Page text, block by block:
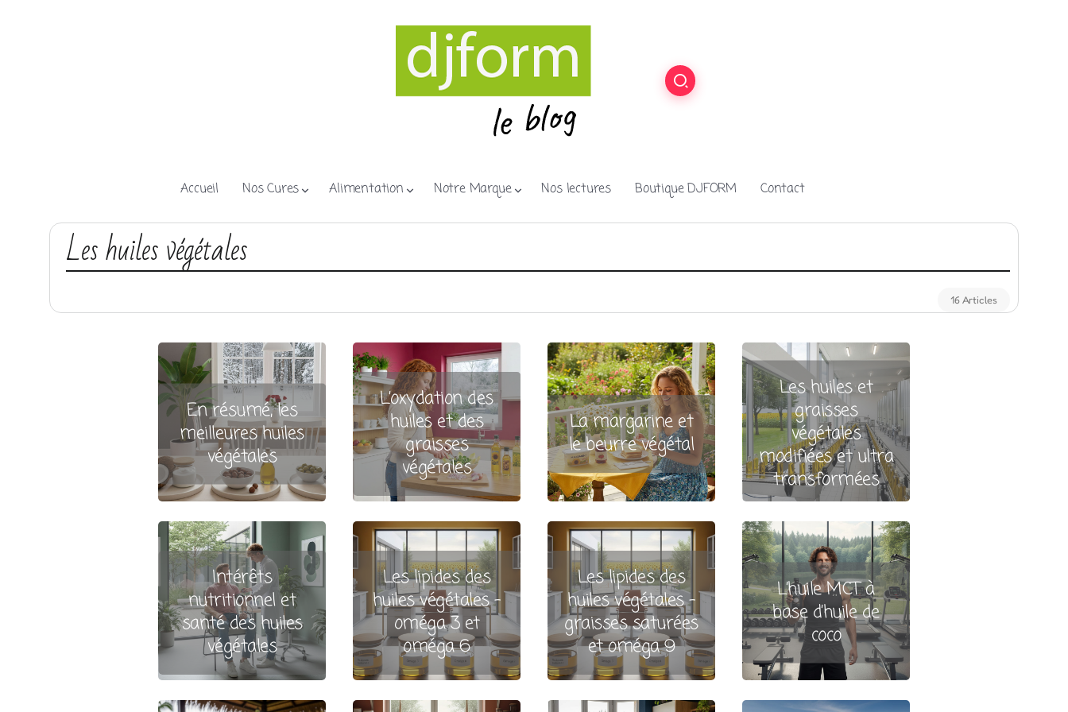
Accueil Nos Cures Alimentation Notre Marque Nos lectures Boutique DJFORM Contact
Les huiles végétales
16 Articles
En résumé, les
meilleures huiles
végétales
L’oxydation des
huiles et des
graisses
végétales
La margarine et
le beurre végétal
Les huiles et
graisses
végétales
modifiées et ultra
transformées
Intérêts
nutritionnel et
santé des huiles
végétales
Les lipides des
huiles végétales –
oméga 3 et
oméga 6
Les lipides des
huiles végétales –
graisses saturées
et oméga 9
L’huile MCT à
base d’huile de
coco